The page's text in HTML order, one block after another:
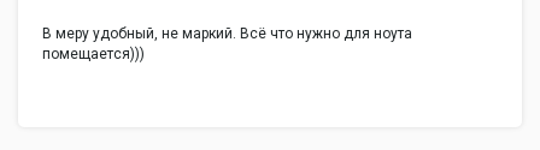
В меру удобный, не маркий. Всё что нужно для ноута
помещается)))